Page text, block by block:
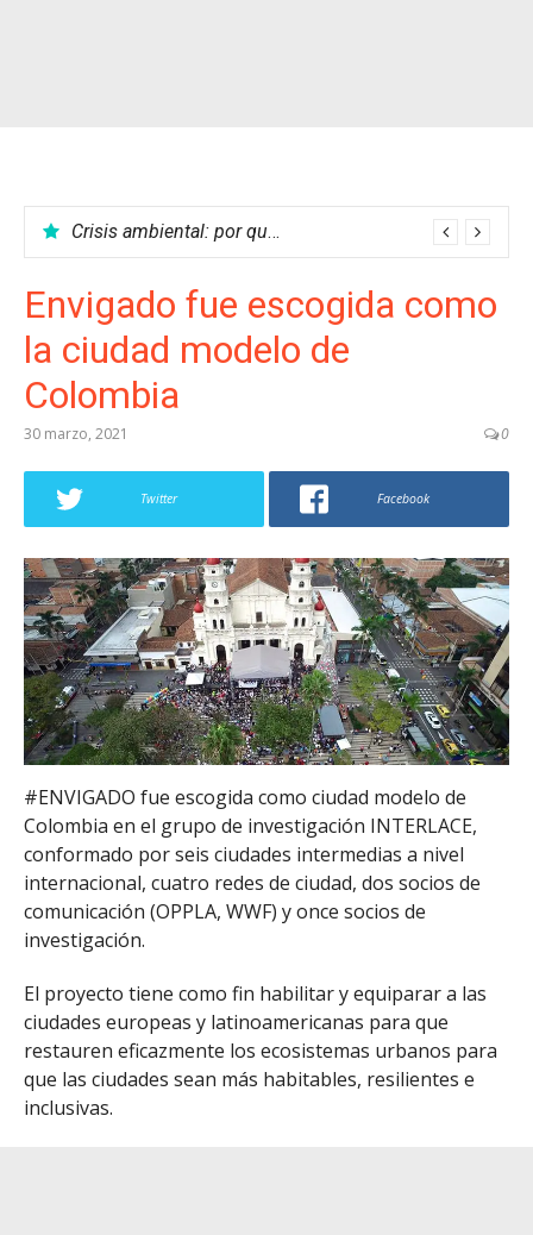
Crisis ambiental: por qué no podemos parar el calentamiento global
Envigado fue escogida como
la ciudad modelo de
Colombia
30 marzo, 2021 0
Twitter Facebook
#ENVIGADO fue escogida como ciudad modelo de
Colombia en el grupo de investigación INTERLACE,
conformado por seis ciudades intermedias a nivel
internacional, cuatro redes de ciudad, dos socios de
comunicación (OPPLA, WWF) y once socios de
investigación.
El proyecto tiene como fin habilitar y equiparar a las
ciudades europeas y latinoamericanas para que
restauren eficazmente los ecosistemas urbanos para
que las ciudades sean más habitables, resilientes e
inclusivas.